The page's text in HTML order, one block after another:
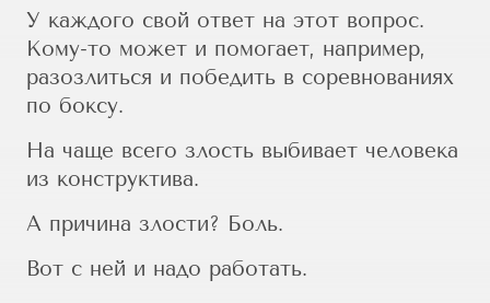
У каждого свой ответ на этот вопрос.
Кому-то может и помогает, например,
разозлиться и победить в соревнованиях
по боксу.
На чаще всего злость выбивает человека
из конструктива.
А причина злости? Боль.
Вот с ней и надо работать.